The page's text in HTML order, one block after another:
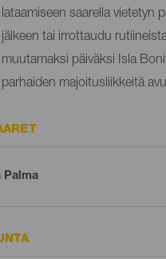
lataamiseen saarella vietetyn
jälkeen tai irrottaudu
muutamaksi päiväksi Isla
parhaiden majoitusliikkeitä